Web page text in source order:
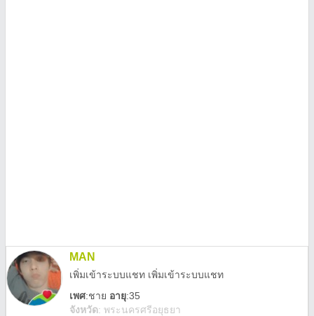
MAN
เพิ่มเข้าระบบแชท เพิ่มเข้าระบบแชท
เพศ:ชาย อายุ:35
จังหวัด: พระนครศรีอยุธยา